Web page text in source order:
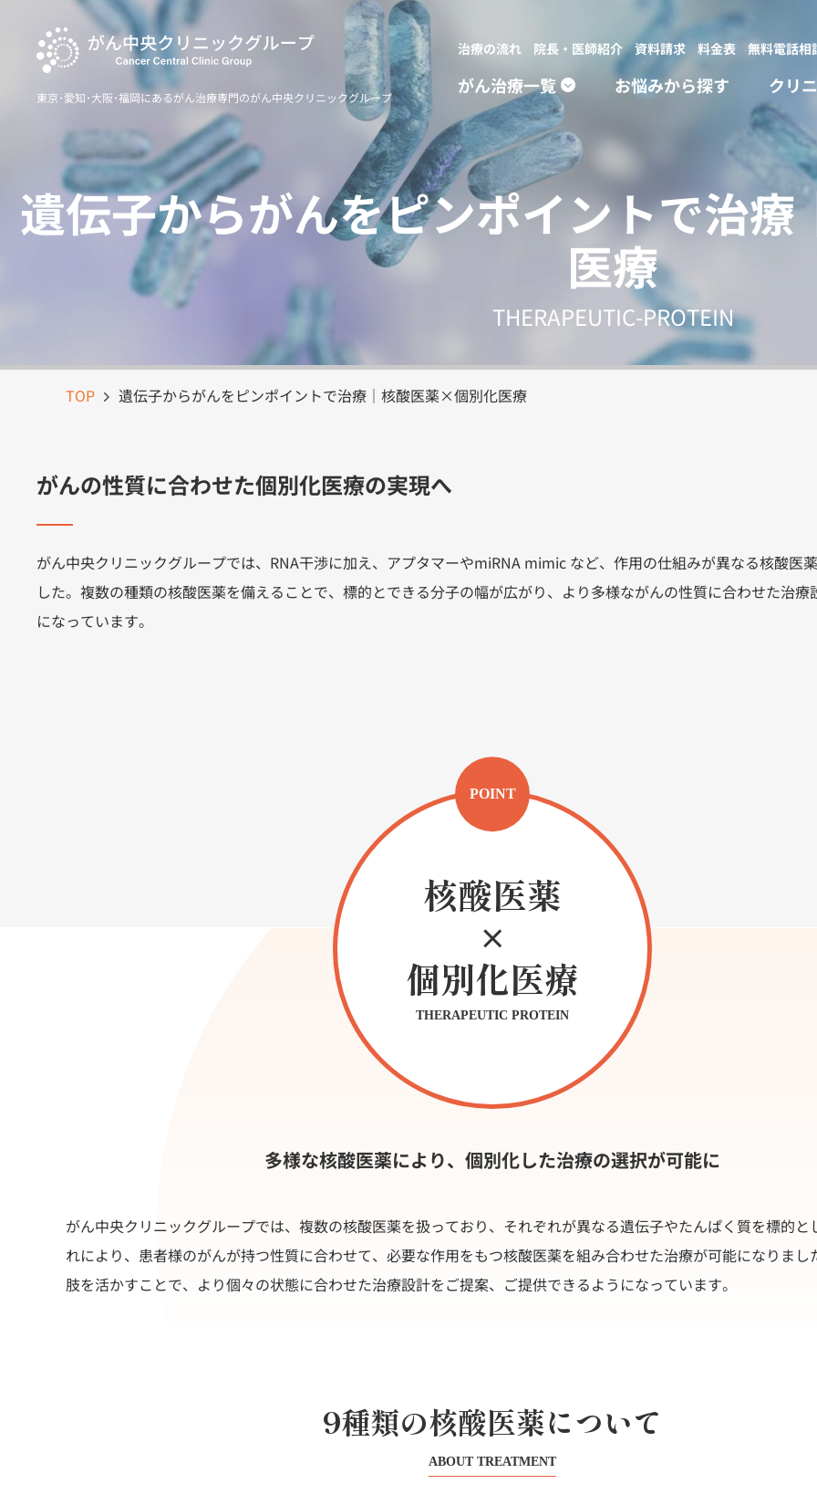
content
東京･愛知･大阪･福岡にあるがん治療専門のがん中央クリニックグループ
治療の流れ 院長・医師紹介 資料請求 料金表 無料電話相
がん治療一覧 お悩みから探す クリ
遺伝子からがんをピンポイントで治
医療
THERAPEUTIC-PROTEIN
TOP 遺伝子からがんをピンポイントで治療｜核酸医薬×個別化医療
がんの性質に合わせた個別化医療の実現へ
がん中央クリニックグループでは、RNA干渉に加え、アプタマーやmiRNA mimic など、作用の仕組みが異なる核酸医
した。複数の種類の核酸医薬を備えることで、標的とできる分子の幅が広がり、より多様ながんの性質に合わせた治療
になっています。
POINT
核酸医薬
×
個別化医療
THERAPEUTIC PROTEIN
多様な核酸医薬により、個別化した治療の選択が可能に
がん中央クリニックグループでは、複数の核酸医薬を扱っており、それぞれが異なる遺伝子やたんぱく質を標的と
れにより、患者様のがんが持つ性質に合わせて、必要な作用をもつ核酸医薬を組み合わせた治療が可能になりまし
肢を活かすことで、より個々の状態に合わせた治療設計をご提案、ご提供できるようになっています。
9種類の核酸医薬について
ABOUT TREATMENT